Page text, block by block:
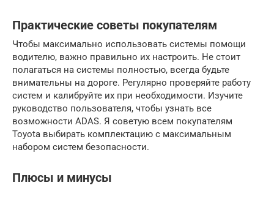
Практические советы покупателям
Чтобы максимально использовать системы помощи
водителю, важно правильно их настроить. Не стоит
полагаться на системы полностью, всегда будьте
внимательны на дороге. Регулярно проверяйте работу
систем и калибруйте их при необходимости. Изучите
руководство пользователя, чтобы узнать все
возможности ADAS. Я советую всем покупателям
Toyota выбирать комплектацию с максимальным
набором систем безопасности.
Плюсы и минусы